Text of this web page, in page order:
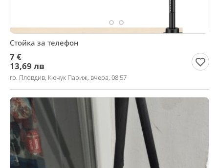
Стойка за телефон
7 €
13,69 лв
гр. Пловдив, Кючук Париж, вчера, 08:57